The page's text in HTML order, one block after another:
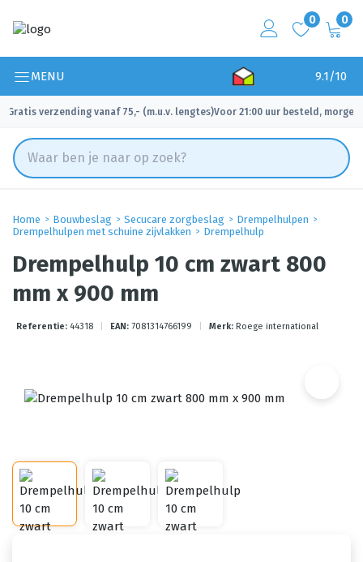
0 0
MENU 9.1/10
Gratis verzending vanaf 75,- (m.u.v. lengtes)
✓ Voor 21:00 uur besteld, morgen
Home Bouwbeslag Secucare zorgbeslag
Drempelhulpen
Drempelhulpen met schuine zijvlakken
Drempelhulp
Drempelhulp 10 cm zwart 800
mm x 900 mm
Referentie: 44318 EAN: 7081314766199 Merk: Roege international